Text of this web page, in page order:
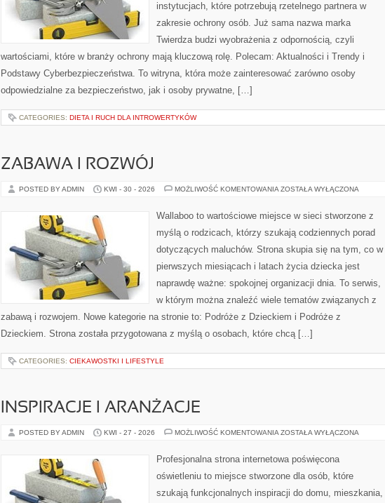
instytucjach, które potrzebują rzetelnego partnera w
zakresie ochrony osób. Już sama nazwa marka
Twierdza budzi wyobrażenia z odpornością, czyli
wartościami, które w branży ochrony mają kluczową rolę. Polecam: Aktualności i Trendy i
Podstawy Cyberbezpieczeństwa. To witryna, która może zainteresować zarówno osoby
odpowiedzialne za bezpieczeństwo, jak i osoby prywatne, […]
CATEGORIES: DIETA I RUCH DLA INTROWERTYKÓW
ZABAWA I ROZWÓJ
POSTED BY ADMIN KWI - 30 - 2026 MOŻLIWOŚĆ KOMENTOWANIA ZABAWA
ZOSTAŁA WYŁĄCZONA
Wallaboo to wartościowe miejsce w sieci stworzone z
myślą o rodzicach, którzy szukają codziennych porad
dotyczących maluchów. Strona skupia się na tym, co w
pierwszych miesiącach i latach życia dziecka jest
naprawdę ważne: spokojnej organizacji dnia. To serwis,
w którym można znaleźć wiele tematów związanych z
zabawą i rozwojem. Nowe kategorie na stronie to: Podróże z Dzieckiem i Podróże z
Dzieckiem. Strona została przygotowana z myślą o osobach, które chcą […]
CATEGORIES: CIEKAWOSTKI I LIFESTYLE
INSPIRACJE I ARANŻACJE
POSTED BY ADMIN KWI - 27 - 2026 MOŻLIWOŚĆ KOMENTOWANIA INSPIRACJE
ZOSTAŁA WYŁĄCZONA
Profesjonalna strona internetowa poświęcona
oświetleniu to miejsce stworzone dla osób, które
szukają funkcjonalnych inspiracji do domu, mieszkania,